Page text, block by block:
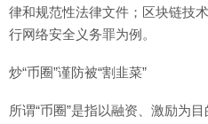
律和规范性法律文件；区块链技
行网络安全义务罪为例。
炒“币圈”谨防被“割韭菜”
所谓“币圈”是指以融资、激励为